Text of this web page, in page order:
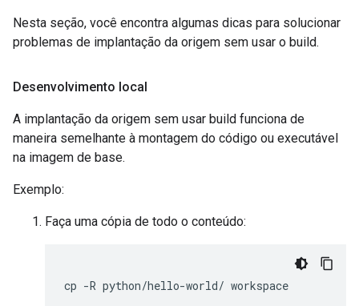
Nesta seção, você encontra algumas dicas para solucionar
problemas de implantação da origem sem usar o build.
Desenvolvimento local
A implantação da origem sem usar build funciona de
maneira semelhante à montagem do código ou executável
na imagem de base.
Exemplo:
Faça uma cópia de todo o conteúdo:
cp -R python/hello-world/ workspace